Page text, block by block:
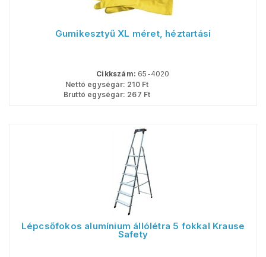
Gumikesztyű XL méret, héztartási
Cikkszám: 65-4020
Nettó egységár: 210Ft
Bruttó egységár: 267 Ft
Lépcsőfokos alumínium állólétra 5 fokkal Krause
Safety